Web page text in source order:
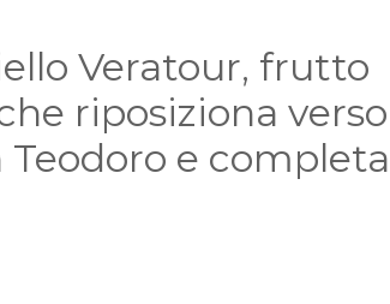
Veratour, frutto
riposiziona verso
e completa